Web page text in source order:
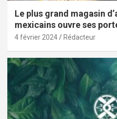
Le plus grand magasin
mexicains ouvre ses
4 février 2024 Rédacteur